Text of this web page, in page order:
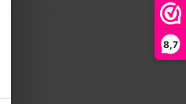
8,7